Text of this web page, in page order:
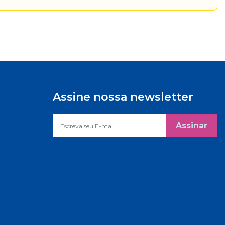
Assine nossa newsletter
Assinar